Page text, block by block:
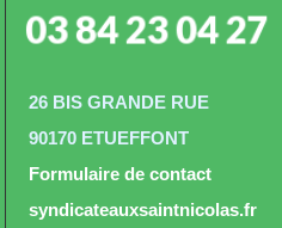
03 84 23 04 27
26 BIS GRANDE RUE
90170 ETUEFFONT
Formulaire de contact
syndicateauxsaintnicolas.fr